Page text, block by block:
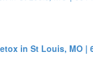
in St Louis, MO |